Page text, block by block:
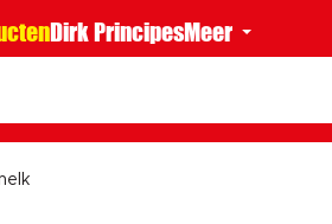
Dirk PrincipesMeer